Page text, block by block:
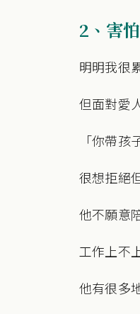
2、害
明明我很
但面對愛
「你帶
很想拒絕
他不願意
工作上不
他有很多